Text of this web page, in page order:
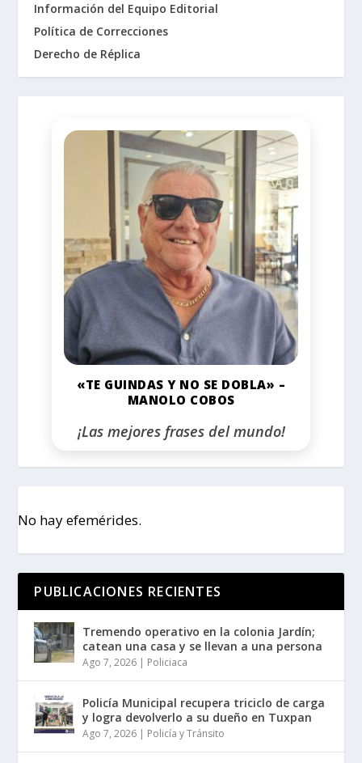
Información del Equipo Editorial
Política de Correcciones
Derecho de Réplica
«TE GUINDAS Y NO SE DOBLA» –
MANOLO COBOS
¡Las mejores frases del mundo!
No hay efemérides.
PUBLICACIONES RECIENTES
Tremendo operativo en la colonia Jardín;
catean una casa y se llevan a una persona
Ago 7, 2026 | Policiaca
Policía Municipal recupera triciclo de carga
y logra devolverlo a su dueño en Tuxpan
Ago 7, 2026 | Policía y Tránsito